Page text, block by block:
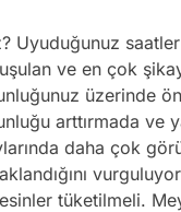
Uyuduğunuz
ve en çok
üzerinde
arttırmada
daha çok
tüketilmeli.